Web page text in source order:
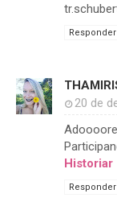
Responder
20 de
Historiar
Responder